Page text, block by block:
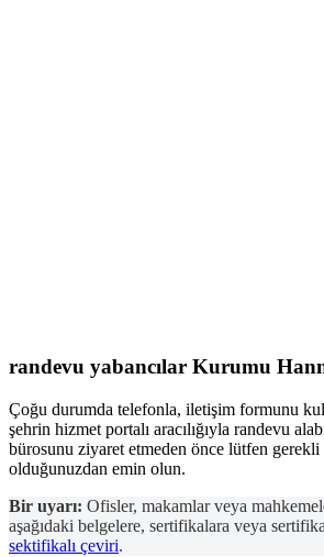
randevu yabancılar Kurumu
Çoğu durumda telefonla, iletişim formunu
şehrin hizmet portalı aracılığıyla randevu
bürosunu ziyaret etmeden önce lütfen
olduğunuzdan emin olun.
Bir uyarı: Ofisler, makamlar veya
aşağıdaki belgelere, sertifikalara veya
sektifikalı çeviri.